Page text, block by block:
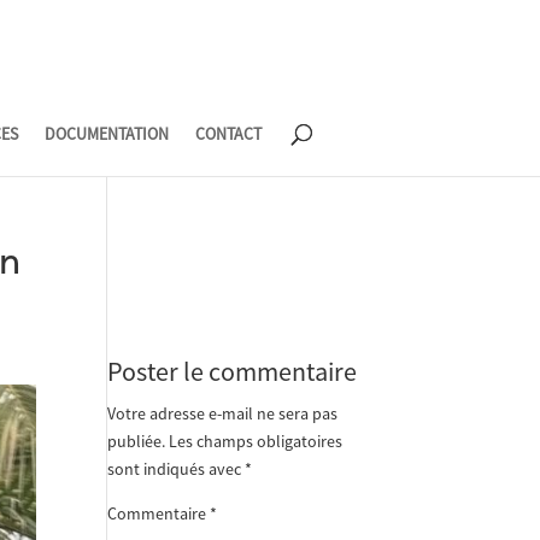
DOCUMENTATION CONTACT
Poster le commentaire
Votre adresse e-mail ne sera pas
publiée. Les champs obligatoires
sont indiqués avec *
Commentaire *